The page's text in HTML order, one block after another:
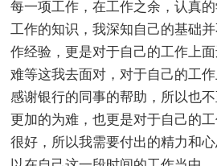
每一项工作，在工作之余，认真
工作的知识，我深知自己的基础
作经验，更是对于自己的工作上
难等这我去面对，对于自己的工
感谢银行的同事的帮助，所以也
更加的为难，也更是对于自己的
很好，所以我需要付出的精力和